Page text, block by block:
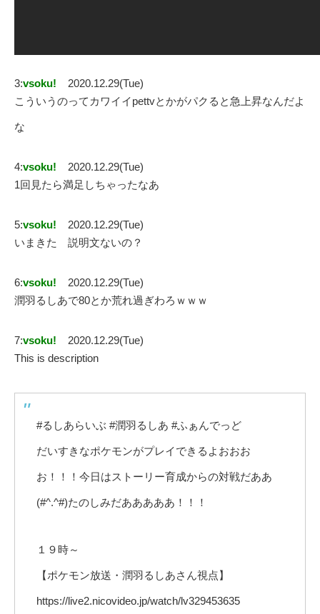
3:vsoku!
2020.12.29(Tue)
こういうのってカワイイpettvとかがパクると急上昇なんだよ
な
4:vsoku!
2020.12.29(Tue)
1回見たら満足しちゃったなあ
5:vsoku!
2020.12.29(Tue)
いまきた 説明文ないの？
6:vsoku!
2020.12.29(Tue)
潤羽るしあで80とか荒れ過ぎわろｗｗｗ
7:vsoku!
2020.12.29(Tue)
This is description
#るしあらいぶ #潤羽るしあ #ふぁんでっど
だいすきなポケモンがプレイできるよおおお
お！！！今日はストーリー育成からの対戦だああ
(#^.^#)たのしみだあああああ！！！
１９時～
【ポケモン放送・潤羽るしあさん視点】
https://live2.nicovideo.jp/watch/lv329453635